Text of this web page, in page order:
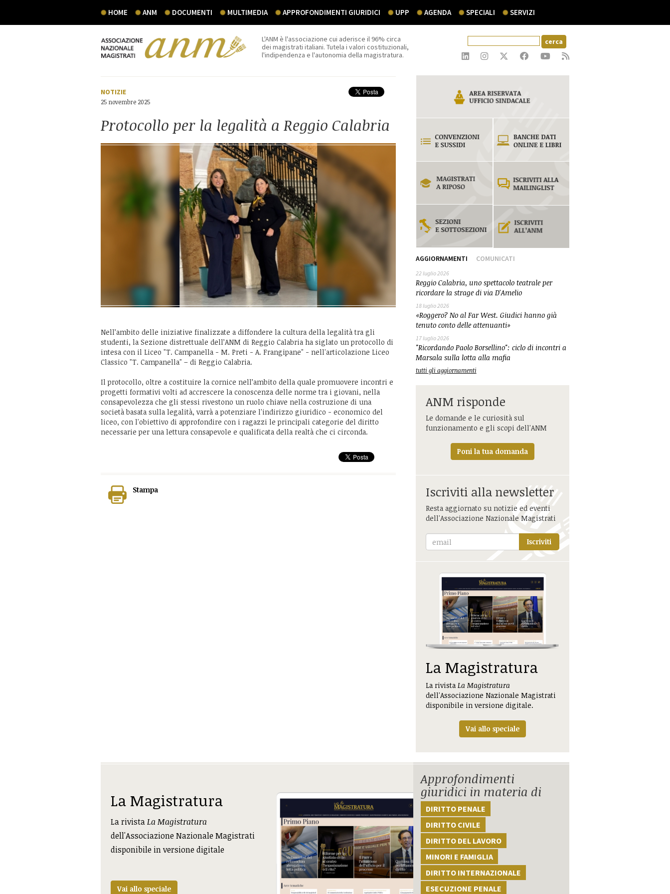
HOME ANM DOCUMENTI MULTIMEDIA APPROFONDIMENTI GIURIDICI UPP AGENDA SPECIALI SERVIZI
L'ANM è l'associazione cui aderisce il 96% circa
dei magistrati italiani. Tutela i valori costituzionali,
l'indipendenza e l'autonomia della magistratura.
NOTIZIE
25 novembre 2025
Protocollo per la legalità a Reggio Calabria
Nell’ambito delle iniziative finalizzate a diffondere la cultura della legalità tra gli
studenti, la Sezione distrettuale dell’ANM di Reggio Calabria ha siglato un protocollo di
intesa con il Liceo "T. Campanella - M. Preti - A. Frangipane" - nell'articolazione Liceo
Classico "T. Campanella" – di Reggio Calabria.
Il protocollo, oltre a costituire la cornice nell’ambito della quale promuovere incontri e
progetti formativi volti ad accrescere la conoscenza delle norme tra i giovani, nella
consapevolezza che gli stessi rivestono un ruolo chiave nella costruzione di una
società basata sulla legalità, varrà a potenziare l'indirizzo giuridico - economico del
liceo, con l'obiettivo di approfondire con i ragazzi le principali categorie del diritto
necessarie per una lettura consapevole e qualificata della realtà che ci circonda.
Stampa
AGGIORNAMENTI COMUNICATI
22 luglio 2026
Reggio Calabria, uno spettacolo teatrale per
ricordare la strage di via D'Amelio
18 luglio 2026
«Roggero? No al Far West. Giudici hanno già
tenuto conto delle attenuanti»
17 luglio 2026
"Ricordando Paolo Borsellino": ciclo di incontri a
Marsala sulla lotta alla mafia
tutti gli aggiornamenti
ANM risponde
Le domande e le curiosità sul
funzionamento e gli scopi dell'ANM
Poni la tua domanda
Iscriviti alla newsletter
Resta aggiornato su notizie ed eventi
dell'Associazione Nazionale Magistrati
Iscriviti
La Magistratura
La rivista La Magistratura
dell'Associazione Nazionale Magistrati
disponibile in versione digitale.
Vai allo speciale
La Magistratura
La rivistaLa Magistratura
dell'Associazione Nazionale Magistrati
disponibile in versione digitale
Vai allo speciale
Approfondimenti
giuridici in materia di
DIRITTO PENALE
DIRITTO CIVILE
DIRITTO DEL LAVORO
MINORI E FAMIGLIA
DIRITTO INTERNAZIONALE
ESECUZIONE PENALE